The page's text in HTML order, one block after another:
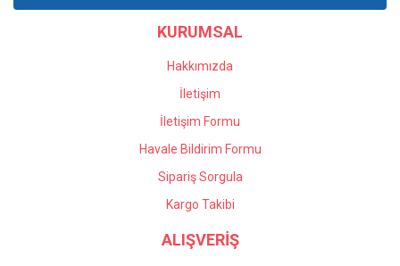
Ürün bilgilerinde hatalar bulunuyor.
Ürün fiyatı diğer sitelerden daha pahalı.
Gönder
KURUMSAL
Hakkımızda
İletişim
İletişim Formu
Havale Bildirim Formu
Sipariş Sorgula
Kargo Takibi
ALIŞVERİŞ